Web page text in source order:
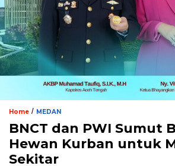
Home / MEDAN
BNCT dan PWI Sumut
Hewan Kurban untuk
Sekitar